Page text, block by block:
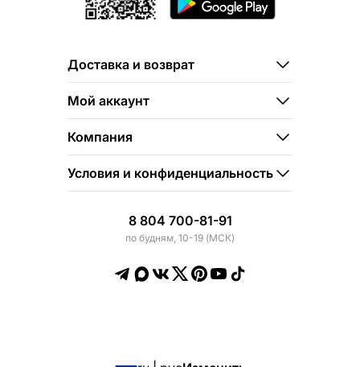
Доставка и возврат
Мой аккаунт
Компания
Условия и конфиденциальность
8 804 700-81-91
по будням, 10-19 (МСК)